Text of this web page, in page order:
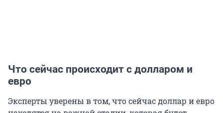
Что сейчас происходит с долларом и
евро
Эксперты уверены в том, что сейчас доллар и евро